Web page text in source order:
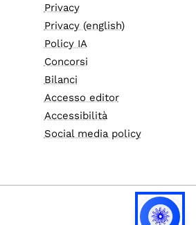
Privacy
Privacy (english)
Policy IA
Concorsi
Bilanci
Accesso editor
Accessibilità
Social media policy